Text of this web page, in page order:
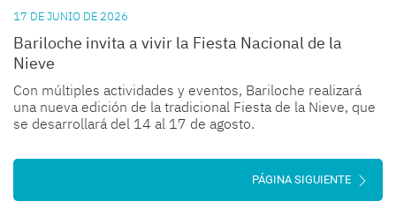
17 DE JUNIO DE 2026
Bariloche invita a vivir la Fiesta Nacional de la
Nieve
Con múltiples actividades y eventos, Bariloche realizará
una nueva edición de la tradicional Fiesta de la Nieve, que
se desarrollará del 14 al 17 de agosto.
PÁGINA SIGUIENTE